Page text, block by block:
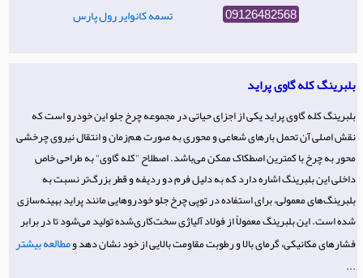
تسمه کانوایر رول پارس 09126482568
بلبرینگ کله گاوی پراید
بلبرینگ کله گاوی پراید یکی از اجزای حیاتی در مجموعه چرخ جلو این خودرو است که
نقش اصلی آن تحمل بارهای شعاعی و محوری به صورت هم‌زمان و انتقال نیروی چرخشی
محور به چرخ با کمترین اصطکاک ممکن می‌باشد. اصطلاح "کله گاوی" به طراحی خاص
داخلی این بلبرینگ اشاره دارد که به دلیل فرم دو ردیفه و قطر بزرگ‌تر نسبت به
بلبرینگ‌های معمولی، برای استفاده در توپی چرخ جلو خودروهایی مانند پراید بهینه‌سازی
شده است. این بلبرینگ معمولاً از فولاد آلیاژی سخت‌کاری‌شده تولید می‌شود تا در برابر
فشارهای مکانیکی، گرمای بالا و رطوبت مقاومت بالایی از خود نشان دهد ومطالعه بیشتر
...